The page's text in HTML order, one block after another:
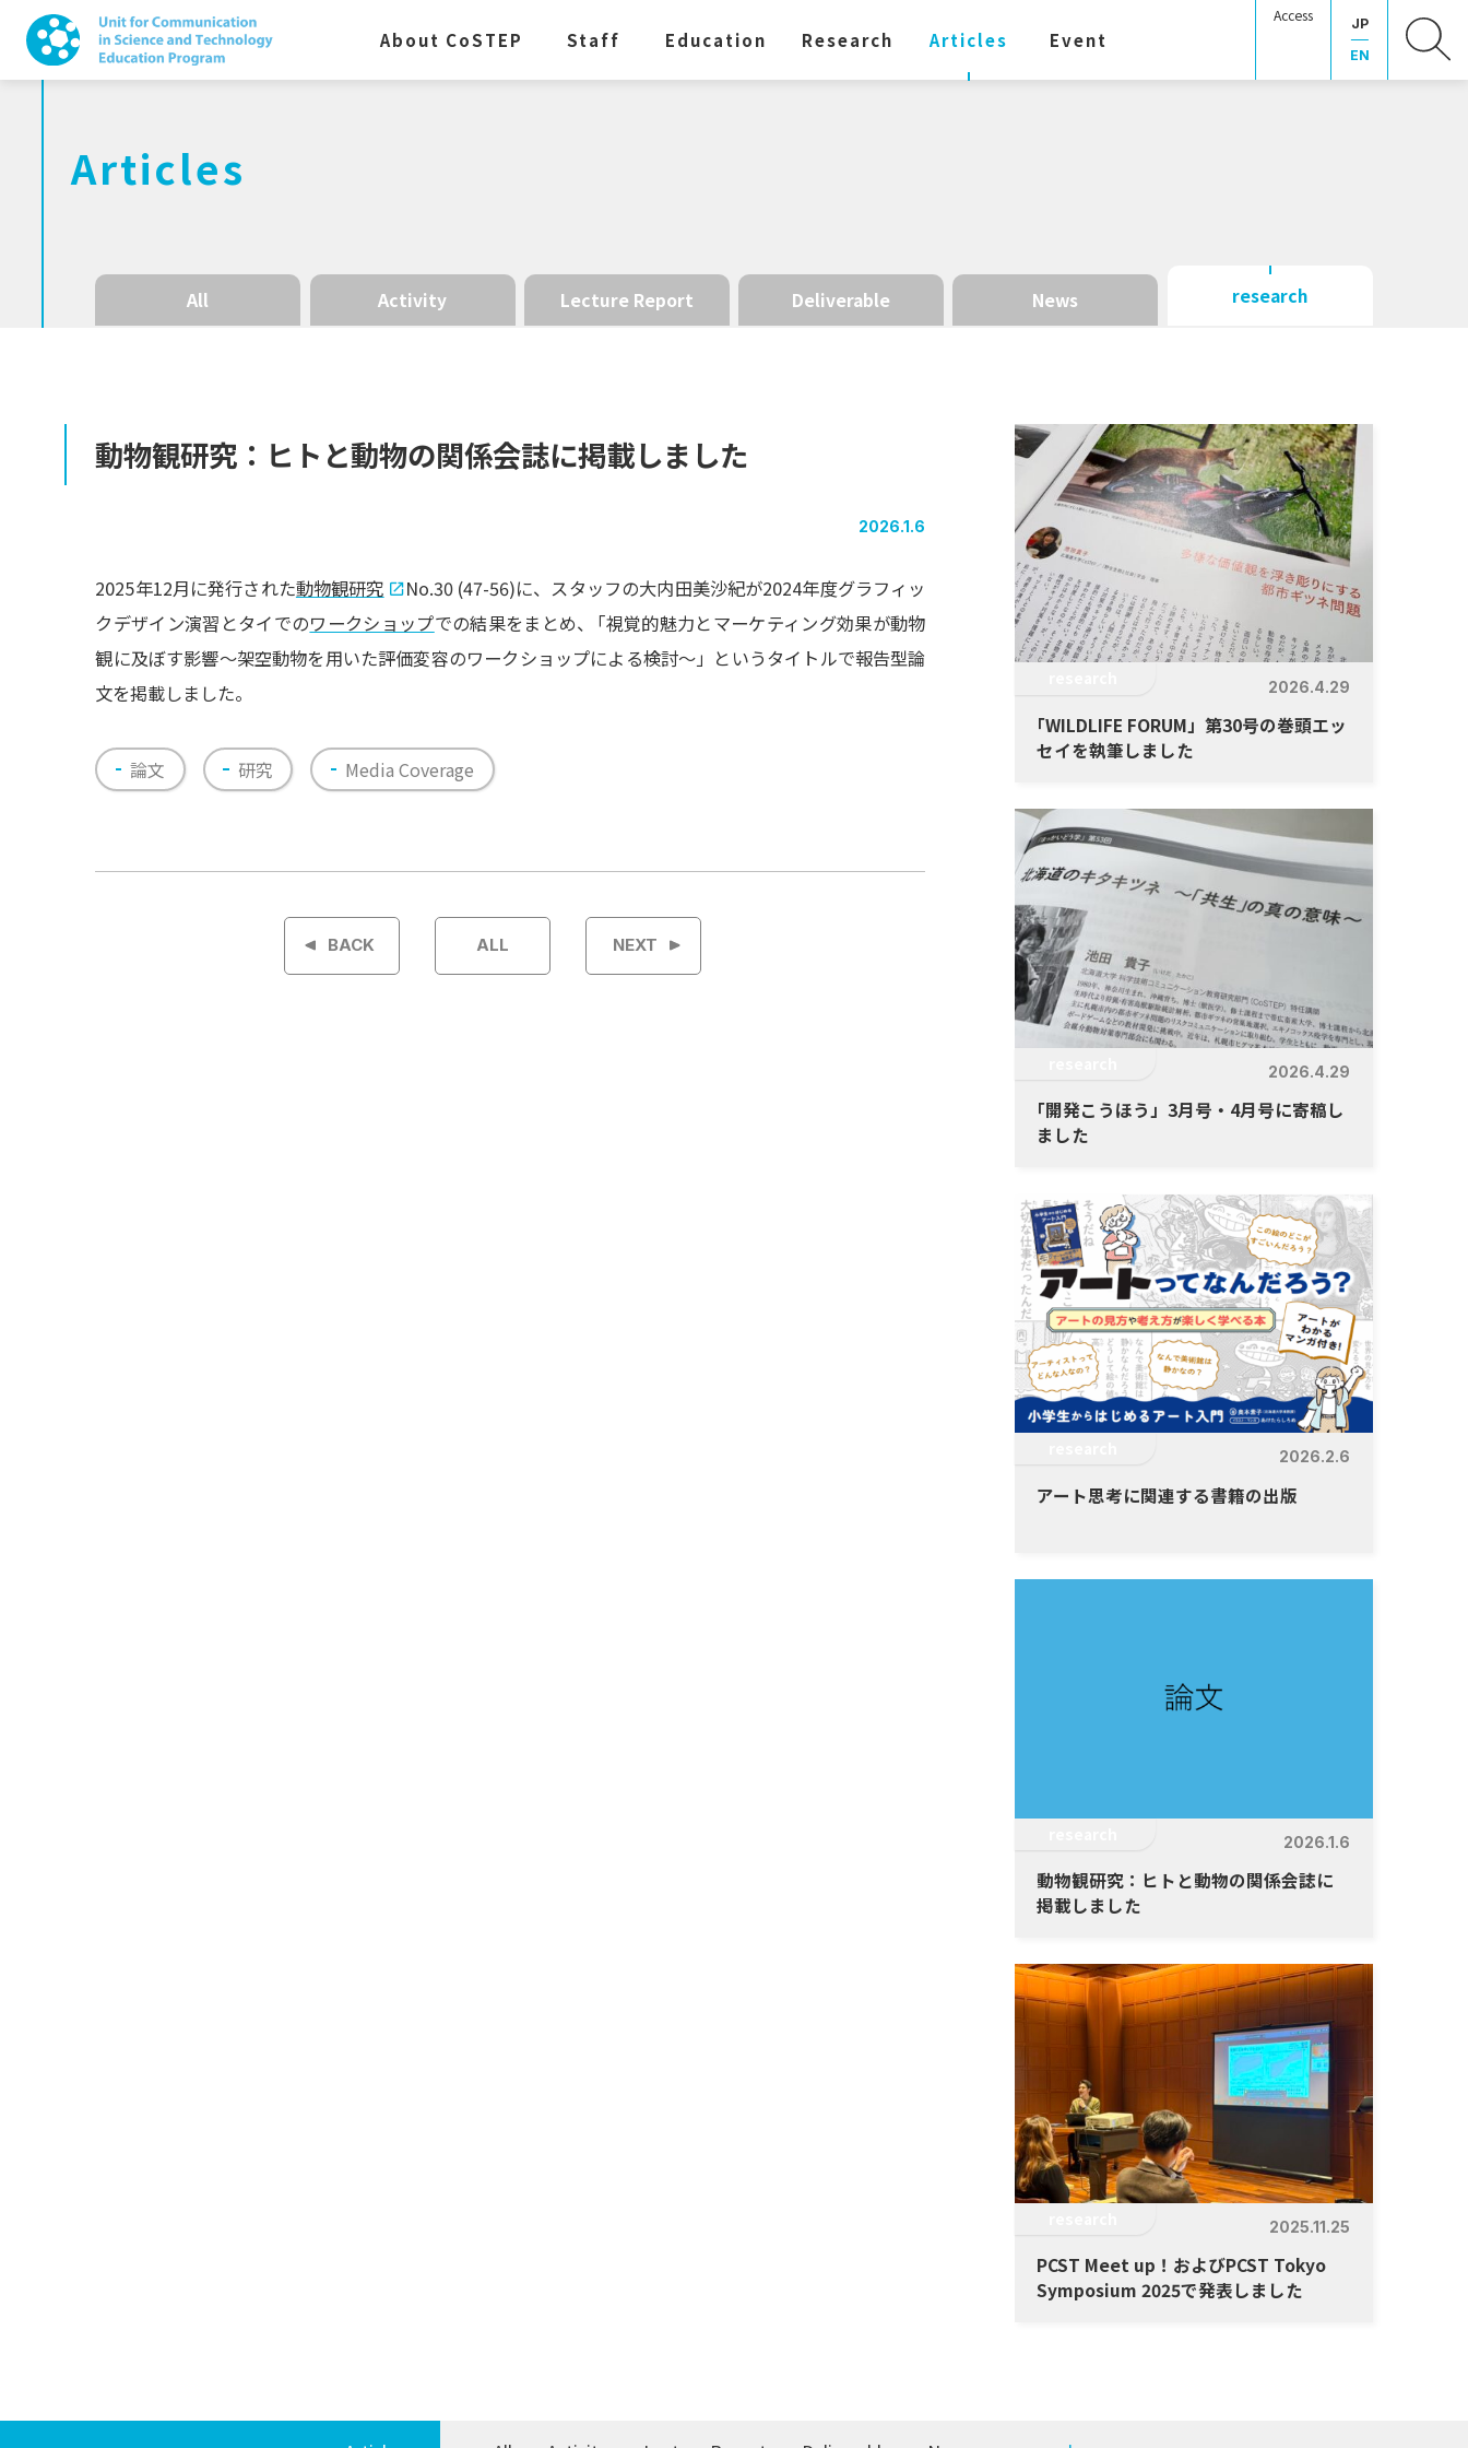
About CoSTEP Staff Education Research Articles Event
Access
JP
EN
Articles
All Activity Lecture Report Deliverable News research
動物観研究： ヒト と動物の関係会誌に掲載しました
2026.1.6
2025年12月に発行された動物観研究
No.30 (47-56)に、スタッフの大内田美沙紀が2024年度グラフィッ
クデザイン演習とタイでのワークショップでの結果をまとめ、
「視覚的魅力とマーケティング効果が動物
観に及ぼす影響〜架空動物を用いた評価変容のワークショップによる検討〜」というタイトルで報告型論
文を掲載しました。
論文 研究 Media Coverage
投
BACK ALL NEXT
2026.4.29
「WILDLIFE FORUM」第30号の巻頭エッ
セイを執筆しました
2026.4.29
「開発こうほう」3月号・4月号に寄稿し
ました
2026.2.6
アート思考に関連する書籍の出版
2026.1.6
動物観研究：ヒトと動物の関係会誌に
掲載しました
2025.11.25
PCST Meet up！およびPCST Tokyo
Symposium 2025で発表しました